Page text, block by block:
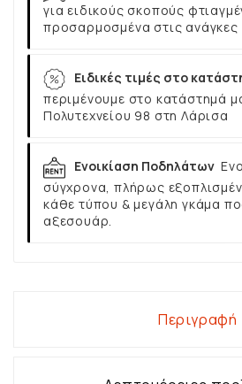
για ειδικούς σκοπούς
προσαρμοσμένα στις ανάγκες
Ειδικές τιμές στο
περιμένουμε στο κατάστημά
Πολυτεχνείου 98 στη Λάρισα
Ενοικίαση Ποδηλάτων
σύγχρονα, πλήρως
κάθε τύπου & μεγάλη γκάμα
αξεσουάρ.
Περιγραφή